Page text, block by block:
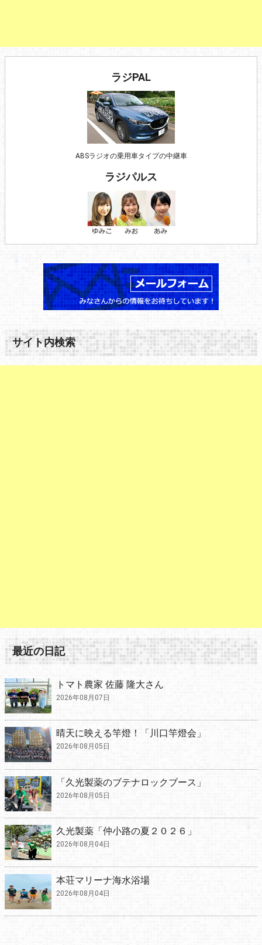
ラジPAL
ABSラジオの乗用車タイプの中継車
ラジパルス
サイト内検索
最近の日記
トマト農家 佐藤 隆大さん
2026年08月07日
晴天に映える竿燈！「川口竿燈会」
2026年08月05日
「久光製薬のブテナロックブース」
2026年08月05日
久光製薬「仲小路の夏２０２６」
2026年08月04日
本荘マリーナ海水浴場
2026年08月04日